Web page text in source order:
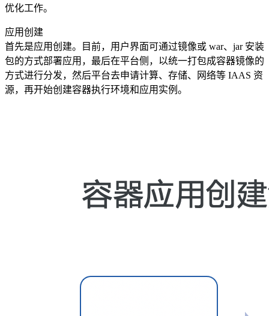
优化工作。
应用创建
首先是应用创建。目前，用户界面可通过镜像或 war、jar 安装
包的方式部署应用，最后在平台侧，以统一打包成容器镜像的
方式进行分发，然后平台去申请计算、存储、网络等 IAAS 资
源，再开始创建容器执行环境和应用实例。